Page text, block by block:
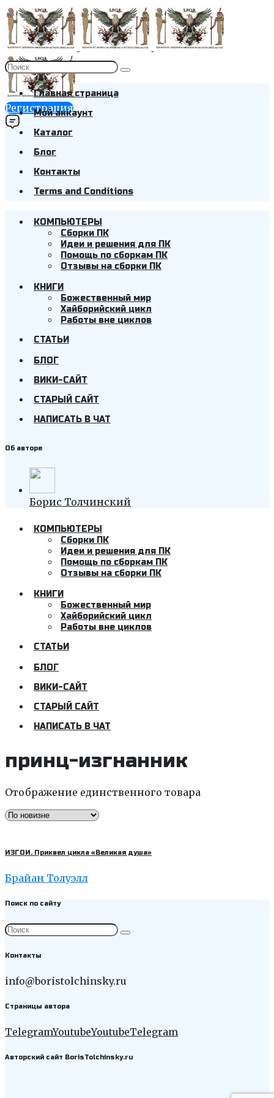
Регистрация
Главная страница
Мой аккаунт
Каталог
Блог
Контакты
Terms and Conditions
КОМПЬЮТЕРЫ
Cборки ПК
Идеи и решения для ПК
Помощь по сборкам ПК
Отзывы на сборки ПК
КНИГИ
Божественный мир
Хайборийский цикл
Работы вне циклов
СТАТЬИ
БЛОГ
ВИКИ-САЙТ
СТАРЫЙ САЙТ
НАПИСАТЬ В ЧАТ
Об авторе
Борис Толчинский
КОМПЬЮТЕРЫ
Cборки ПК
Идеи и решения для ПК
Помощь по сборкам ПК
Отзывы на сборки ПК
КНИГИ
Божественный мир
Хайборийский цикл
Работы вне циклов
СТАТЬИ
БЛОГ
ВИКИ-САЙТ
СТАРЫЙ САЙТ
НАПИСАТЬ В ЧАТ
принц-изгнанник
Отображение единственного товара
ИЗГОИ. Приквел цикла «Великая душа»
Брайан Толуэлл
Поиск по сайту
Контакты
info@boristolchinsky.ru
Страницы автора
TelegramYoutubeYoutubeTelegram
Авторский сайт BorisTolchinsky.ru